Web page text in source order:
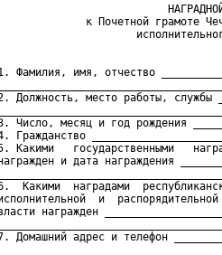
к Почетной грамоте
Фамилия, имя, отчество
Должность, место работы, службы
Число, месяц и год рождения
Гражданство
Какими   государственными
и дата награждения
Какими  наградами
и
награжден
Домашний адрес и телефон